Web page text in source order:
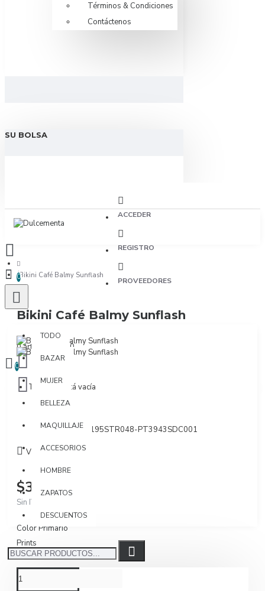
Términos & Condiciones
Contáctenos
SU BOLSA
ACCEDER
REGISTRO
PROVEEDORES
0
TODO
TODO
BAZAR
MUJER
BELLEZA
MAQUILLAJE
ACCESORIOS
HOMBRE
ZAPATOS
DESCUENTOS
0 artículo(s) - $0
0
Tu bolsa está vacía
Bikini Café Balmy Sunflash
Bikini Café Balmy Sunflash
Modelo:PT3195STR048-PT3943SDC001
Visto: 709
$320.000
Sin IVA $268.908
Color Primario
Prints